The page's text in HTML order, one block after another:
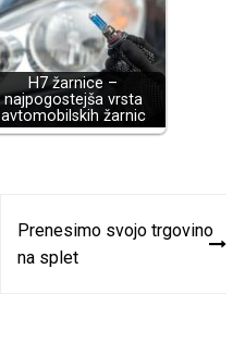
H7 žarnice –
najpogostejša vrsta
avtomobilskih žarnic
Prenesimo svojo trgovino
na splet